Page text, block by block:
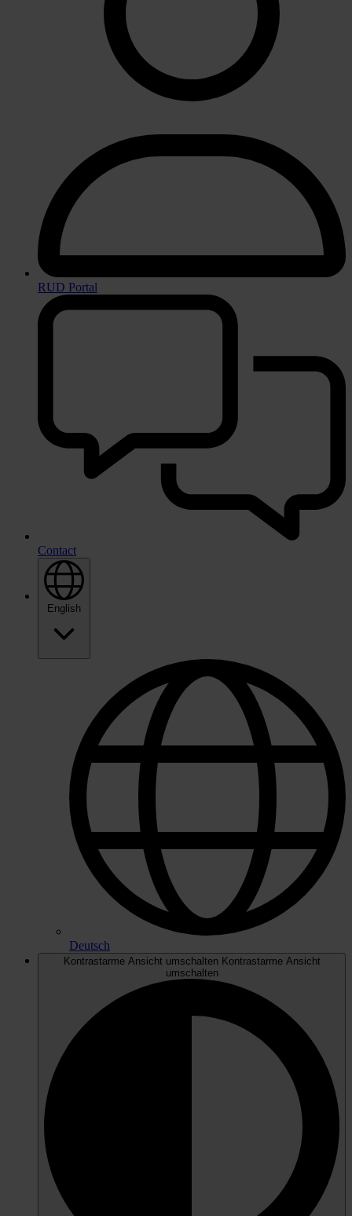
RUD Portal
Contact
English
Deutsch
Kontrastarme Ansicht umschalten Kontrastarme Ansicht
umschalten